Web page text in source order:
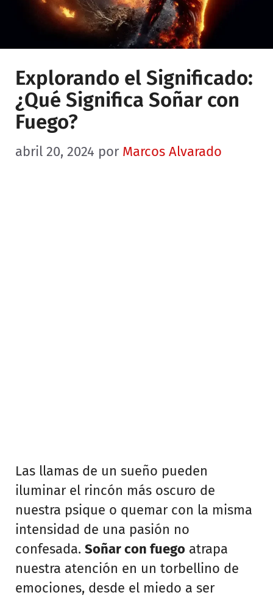
Explorando el Significado:
¿Qué Significa Soñar con
Fuego?
abril 20, 2024 por Marcos Alvarado
Las llamas de un sueño pueden
iluminar el rincón más oscuro de
nuestra psique o quemar con la misma
intensidad de una pasión no
confesada. Soñar con fuego atrapa
nuestra atención en un torbellino de
emociones, desde el miedo a ser